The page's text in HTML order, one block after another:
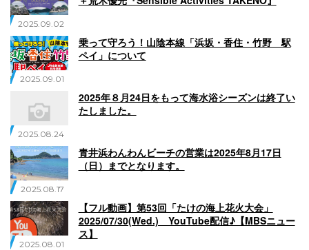
2025.09.02
2025.09.01
乗って守ろう！山陰本線「浜坂・香住・竹野 駅
ペイ」について
2025.08.24
2025年８月24日をもって海水浴シーズンは終了い
たしました。
2025.08.17
青井浜わんわんビーチの営業は2025年8月17日
（日）までとなります。
2025.08.01
【フル動画】第53回「たけの海上花火大会」
2025/07/30(Wed.) YouTube配信♪【MBSニュー
ス】